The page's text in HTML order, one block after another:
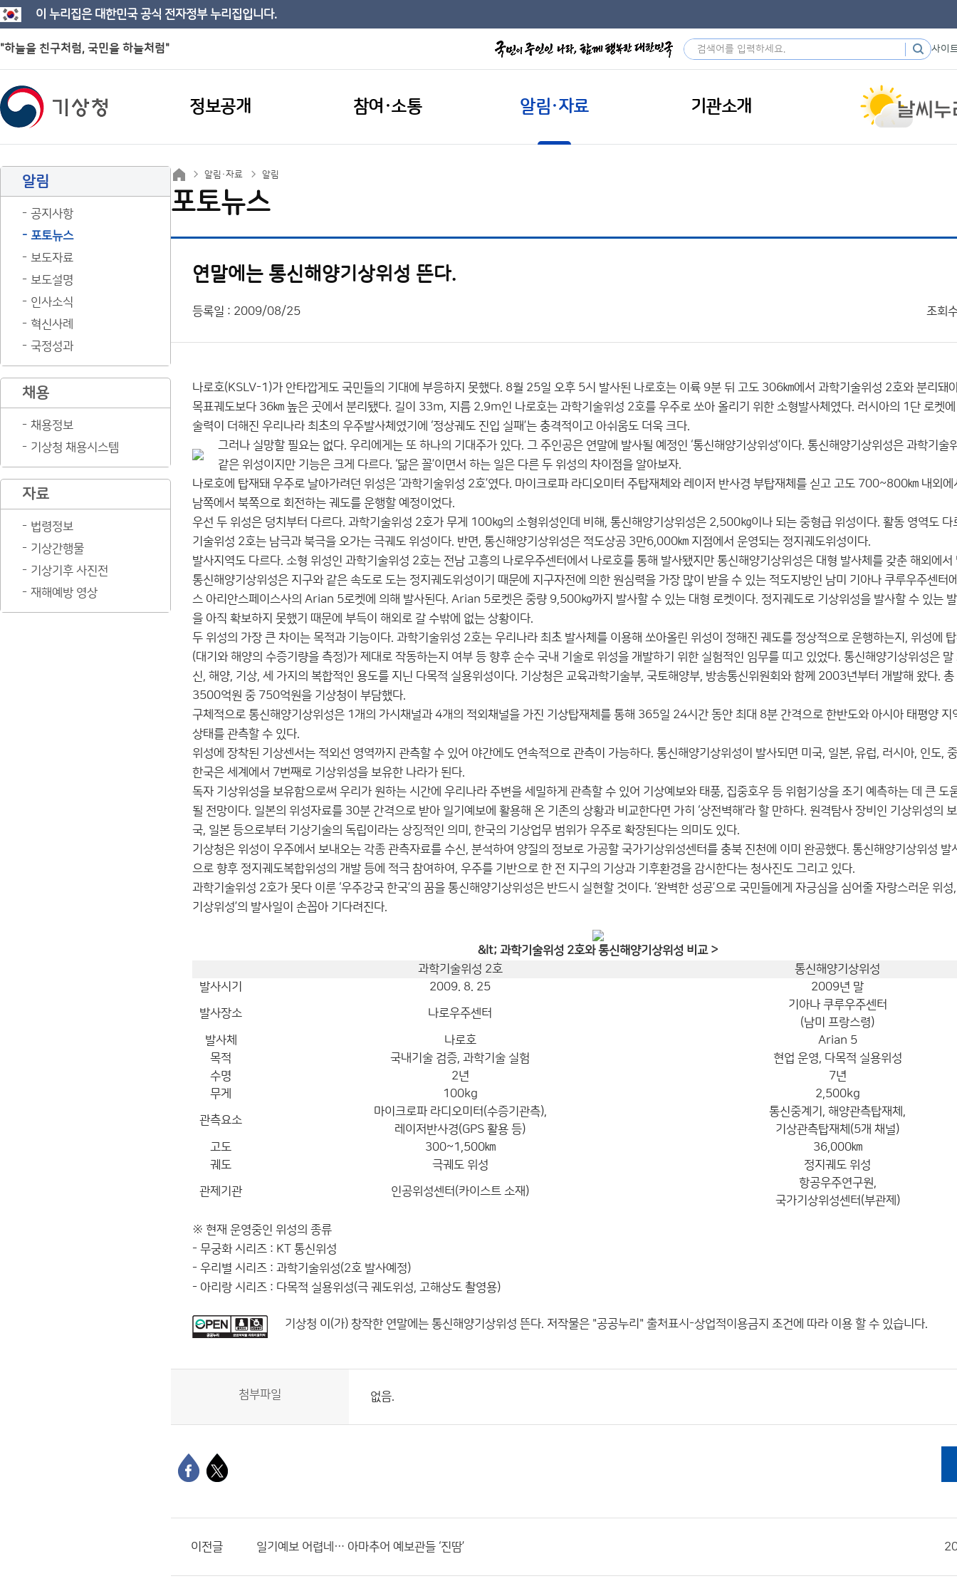
이 누리집은 대한민국 공식 전자정부 누리집입니다.
"하늘을 친구처럼, 국민을 하늘처럼" 사이
정보공개 참여·소통 알림·자료 기관소개
알림
공지사항
포토뉴스
보도자료
보도설명
인사소식
혁신사례
국정성과
채용
채용정보
기상청 채용시스템
자료
법령정보
기상간행물
기상기후 사진전
재해예방 영상
알림·자료 알림
포토뉴스
연말에는 통신해양기상위성 뜬다.
등록일 : 2009/08/25 조회
나로호(KSLV-1)가 안타깝게도 국민들의 기대에 부응하지 못했다. 8월 25일 오후 5시 발사된 나로호는 이륙 9분 뒤 고도 306㎞에서 과학기술위성 2호와 분리돼
목표궤도보다 36㎞ 높은 곳에서 분리됐다. 길이 33m, 지름 2.9m인 나로호는 과학기술위성 2호를 우주로 쏘아 올리기 위한 소형발사체였다. 러시아의 1단 로켓
술력이 더해진 우리나라 최초의 우주발사체였기에 ‘정상궤도 진입 실패’는 충격적이고 아쉬움도 더욱 크다.
그러나 실망할 필요는 없다. 우리에게는 또 하나의 기대주가 있다. 그 주인공은 연말에 발사될 예정인 ‘통신해양기상위성’이다. 통신해양기상위성은 과학기술
같은 위성이지만 기능은 크게 다르다. ‘닮은 꼴’이면서 하는 일은 다른 두 위성의 차이점을 알아보자.
나로호에 탑재돼 우주로 날아가려던 위성은 ‘과학기술위성 2호’였다. 마이크로파 라디오미터 주탑재체와 레이저 반사경 부탑재체를 싣고 고도 700~800㎞ 내외에
남쪽에서 북쪽으로 회전하는 궤도를 운행할 예정이었다.
우선 두 위성은 덩치부터 다르다. 과학기술위성 2호가 무게 100㎏의 소형위성인데 비해, 통신해양기상위성은 2,500㎏이나 되는 중형급 위성이다. 활동 영역도 다
기술위성 2호는 남극과 북극을 오가는 극궤도 위성이다. 반면, 통신해양기상위성은 적도상공 3만6,000㎞ 지점에서 운영되는 정지궤도위성이다.
발사지역도 다르다. 소형 위성인 과학기술위성 2호는 전남 고흥의 나로우주센터에서 나로호를 통해 발사됐지만 통신해양기상위성은 대형 발사체를 갖춘 해외에서
통신해양기상위성은 지구와 같은 속도로 도는 정지궤도위성이기 때문에 지구자전에 의한 원심력을 가장 많이 받을 수 있는 적도지방인 남미 기아나 쿠루우주센터
스 아리안스페이스사의 Arian 5로켓에 의해 발사된다. Arian 5로켓은 중량 9,500㎏까지 발사할 수 있는 대형 로켓이다. 정지궤도로 기상위성을 발사할 수 있는
을 아직 확보하지 못했기 때문에 부득이 해외로 갈 수밖에 없는 상황이다.
두 위성의 가장 큰 차이는 목적과 기능이다. 과학기술위성 2호는 우리나라 최초 발사체를 이용해 쏘아올린 위성이 정해진 궤도를 정상적으로 운행하는지, 위성에
(대기와 해양의 수증기량을 측정)가 제대로 작동하는지 여부 등 향후 순수 국내 기술로 위성을 개발하기 위한 실험적인 임무를 띠고 있었다. 통신해양기상위성은 말
신, 해양, 기상, 세 가지의 복합적인 용도를 지닌 다목적 실용위성이다. 기상청은 교육과학기술부, 국토해양부, 방송통신위원회와 함께 2003년부터 개발해 왔다. 총
3500억원 중 750억원을 기상청이 부담했다.
구체적으로 통신해양기상위성은 1개의 가시채널과 4개의 적외채널을 가진 기상탑재체를 통해 365일 24시간 동안 최대 8분 간격으로 한반도와 아시아 태평양 지
상태를 관측할 수 있다.
위성에 장착된 기상센서는 적외선 영역까지 관측할 수 있어 야간에도 연속적으로 관측이 가능하다. 통신해양기상위성이 발사되면 미국, 일본, 유럽, 러시아, 인도,
한국은 세계에서 7번째로 기상위성을 보유한 나라가 된다.
독자 기상위성을 보유함으로써 우리가 원하는 시간에 우리나라 주변을 세밀하게 관측할 수 있어 기상예보와 태풍, 집중호우 등 위험기상을 조기 예측하는 데 큰 도
될 전망이다. 일본의 위성자료를 30분 간격으로 받아 일기예보에 활용해 온 기존의 상황과 비교한다면 가히 ‘상전벽해’라 할 만하다. 원격탐사 장비인 기상위성의
국, 일본 등으로부터 기상기술의 독립이라는 상징적인 의미, 한국의 기상업무 범위가 우주로 확장된다는 의미도 있다.
기상청은 위성이 우주에서 보내오는 각종 관측자료를 수신, 분석하여 양질의 정보로 가공할 국가기상위성센터를 충북 진천에 이미 완공했다. 통신해양기상위성 발
으로 향후 정지궤도복합위성의 개발 등에 적극 참여하여, 우주를 기반으로 한 전 지구의 기상과 기후환경을 감시한다는 청사진도 그리고 있다.
과학기술위성 2호가 못다 이룬 ‘우주강국 한국’의 꿈을 통신해양기상위성은 반드시 실현할 것이다. ‘완벽한 성공’으로 국민들에게 자긍심을 심어줄 자랑스러운 위성,
기상위성’의 발사일이 손꼽아 기다려진다.
&lt; 과학기술위성 2호와 통신해양기상위성 비교 >
과학기술위성 2호
통신해양기상위성
발사시기
2009. 8. 25 2009년 말
발사장소 나로우주센터
기아나 쿠루우주센터
(남미 프랑스령)
발사체
나로호
Arian 5
목적
국내기술 검증, 과학기술 실험
현업 운영, 다목적 실용위성
수명
2년
7년
무게
100kg 2,500kg
관측요소
마이크로파 라디오미터(수증기관측),
레이저반사경(GPS 활용 등)
통신중계기, 해양관측탑재체,
기상관측탑재체(5개 채널)
고도
300~1,500㎞
36,000㎞
궤도
극궤도 위성 정지궤도 위성
관제기관 인공위성센터(카이스트 소재)
항공우주연구원,
국가기상위성센터(부관제)
※ 현재 운영중인 위성의 종류
- 무궁화 시리즈 : KT 통신위성
- 우리별 시리즈 : 과학기술위성(2호 발사예정)
- 아리랑 시리즈 : 다목적 실용위성(극 궤도위성, 고해상도 촬영용)
기상청 이(가) 창작한 연말에는 통신해양기상위성 뜬다. 저작물은 "공공누리" 출처표시-상업적이용금지 조건에 따라 이용 할 수 있습니다.
첨부파일 없음.
이전글 일기예보 어렵네… 아마추어 예보관들 ‘진땀’